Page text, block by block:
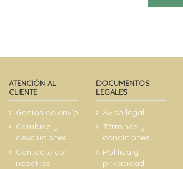
ATENCIÓN AL
CLIENTE
Gastos de envío
Cambios y
devoluciones
Contacte con
nosotros
DOCUMENTOS
LEGALES
Aviso legal
Términos y
condiciones
Politica y
privacidad